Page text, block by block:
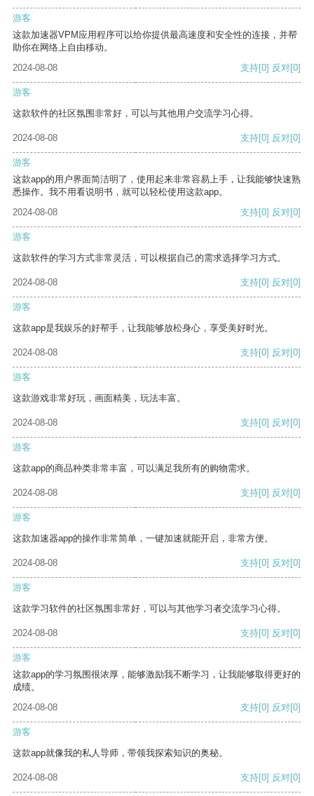
游客
这款加速器VPM应用程序可以给你提供最高速度和安全性的连接，并帮
助你在网络上自由移动。
2024-08-08
支持[0] 反对[0]
游客
这款软件的社区氛围非常好，可以与其他用户交流学习心得。
2024-08-08 支持[0] 反对[0]
游客
这款app的用户界面简洁明了，使用起来非常容易上手，让我能够快速熟
悉操作。我不用看说明书，就可以轻松使用这款app。
2024-08-08
支持[0] 反对[0]
游客
这款软件的学习方式非常灵活，可以根据自己的需求选择学习方式。
2024-08-08 支持[0] 反对[0]
游客
这款app是我娱乐的好帮手，让我能够放松身心，享受美好时光。
2024-08-08 支持[0] 反对[0]
游客
这款游戏非常好玩，画面精美，玩法丰富。
2024-08-08 支持[0] 反对[0]
游客
这款app的商品种类非常丰富，可以满足我所有的购物需求。
2024-08-08 支持[0] 反对[0]
游客
这款加速器app的操作非常简单，一键加速就能开启，非常方便。
2024-08-08 支持[0] 反对[0]
游客
这款学习软件的社区氛围非常好，可以与其他学习者交流学习心得。
2024-08-08 支持[0] 反对[0]
游客
这款app的学习氛围很浓厚，能够激励我不断学习，让我能够取得更好的
成绩。
2024-08-08
支持[0] 反对[0]
游客
这款app就像我的私人导师，带领我探索知识的奥秘。
2024-08-08 支持[0] 反对[0]